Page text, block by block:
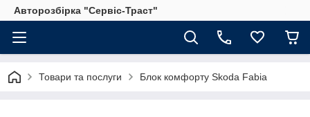
Авторозбірка "Сервіс-Траст"
Товари та послуги Блок комфорту Skoda Fabia